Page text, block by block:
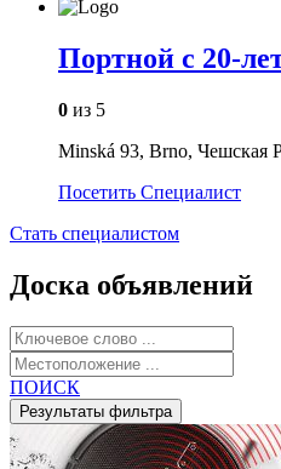
Портной с 20-
0 из 5
Minská 93, Brno, Чешская
Посетить Специалист
Стать специалистом
Доска объявлений
ПОИСК